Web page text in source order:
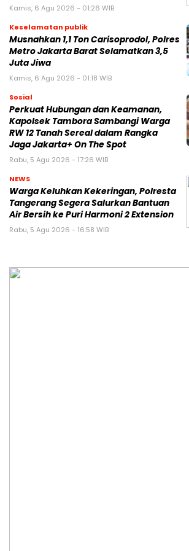
Kamis, 6 Agu 2026 - 01:26 WIB
Keselamatan publik
Musnahkan 1,1 Ton Carisoprodol, Polres
Metro Jakarta Barat Selamatkan 3,5
Juta Jiwa
Kamis, 6 Agu 2026 - 01:18 WIB
Sosial
Perkuat Hubungan dan Keamanan,
Kapolsek Tambora Sambangi Warga
RW 12 Tanah Sereal dalam Rangka
Jaga Jakarta+ On The Spot
Rabu, 5 Agu 2026 - 17:26 WIB
NEWS
Warga Keluhkan Kekeringan, Polresta
Tangerang Segera Salurkan Bantuan
Air Bersih ke Puri Harmoni 2 Extension
Rabu, 5 Agu 2026 - 16:58 WIB